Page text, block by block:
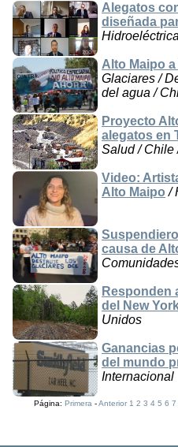
Alegatos
diseñada
Alto Maipo
Glaciares /
del agua /
Proyecto
alegatos en
Salud / Chile
Video:
Alto Maipo /
causa de
Responden
del New
Unidos
Ganancias
del mundo
Internacional
Página:Primera -Anterior 1 2 3 4 5 6 7